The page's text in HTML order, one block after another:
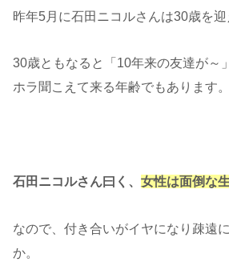
昨年5月に石田ニコルさんは30歳を迎
30歳ともなると「10年来の友達が～
ホラ聞こえて来る年齢でもあります。
石田ニコルさん曰く、 女性は面倒な
なので、付き合いがイヤになり疎遠
か。